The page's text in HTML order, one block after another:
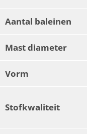
Aantal baleinen
Mast diameter
Vorm
Stofkwaliteit